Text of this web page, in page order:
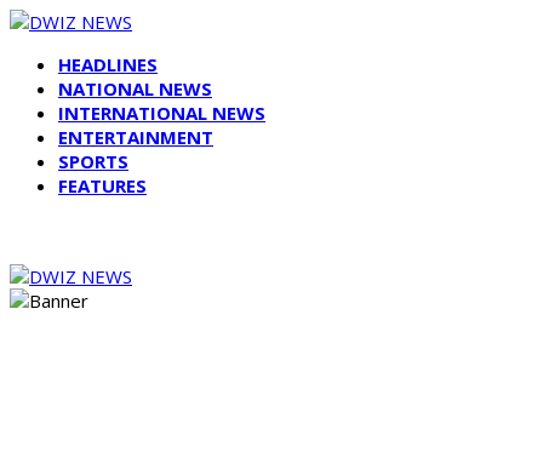
HEADLINES
NATIONAL NEWS
INTERNATIONAL NEWS
ENTERTAINMENT
SPORTS
FEATURES